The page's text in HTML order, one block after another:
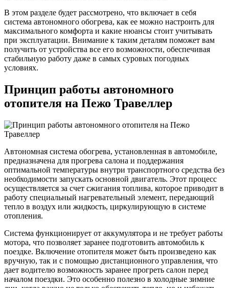
В этом разделе будет рассмотрено, что включает в себя
система автономного обогрева, как ее можно настроить для
максимального комфорта и какие нюансы стоит учитывать
при эксплуатации. Внимание к таким деталям поможет вам
получить от устройства все его возможности, обеспечивая
стабильную работу даже в самых суровых погодных
условиях.
Принцип работы автономного
отопителя на Пежо Травеллер
Автономная система обогрева, установленная в автомобиле,
предназначена для прогрева салона и поддержания
оптимальной температуры внутри транспортного средства без
необходимости запускать основной двигатель. Этот процесс
осуществляется за счет сжигания топлива, которое приводит в
работу специальный нагревательный элемент, передающий
тепло в воздух или жидкость, циркулирующую в системе
отопления.
Система функционирует от аккумулятора и не требует работы
мотора, что позволяет заранее подготовить автомобиль к
поездке. Включение отопителя может быть произведено как
вручную, так и с помощью дистанционного управления, что
дает водителю возможность заранее прогреть салон перед
началом поездки. Это особенно полезно в холодные зимние